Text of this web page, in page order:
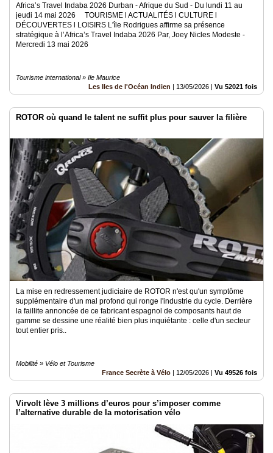
Africa’s Travel Indaba 2026 Durban - Afrique du Sud - Du lundi 11 au
jeudi 14 mai 2026 TOURISME l ACTUALITÉS l CULTURE l
DÉCOUVERTES l LOISIRS L'île Rodrigues affirme sa présence
stratégique à l’Africa’s Travel Indaba 2026 Par, Joey Nicles Modeste -
Mercredi 13 mai 2026
Tourisme international » Ile Maurice
Les Iles de l'Océan Indien | 13/05/2026 | Vu 52021 fois
ROTOR où quand le talent ne suffit plus pour sauver la filière
La mise en redressement judiciaire de ROTOR n'est qu'un symptôme
supplémentaire d'un mal profond qui ronge l'industrie du cycle. Derrière
la faillite annoncée de ce fabricant espagnol de composants haut de
gamme se dessine une réalité bien plus inquiétante : celle d'un secteur
tout entier pris..
Mobilité » Vélo et Tourisme
France Secrète à Vélo | 12/05/2026 | Vu 49526 fois
Virvolt lève 3 millions d’euros pour s’imposer comme
l’alternative durable de la motorisation vélo